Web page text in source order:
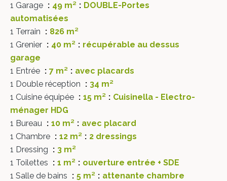
1 Garage
49 m²
DOUBLE-Portes
automatisées
1 Terrain
826 m²
1 Grenier
40 m²
récupérable au dessus
garage
1 Entrée
7 m²
avec placards
1 Double réception
34 m²
1 Cuisine équipée
15 m²
Cuisinella - Electro-
ménager HDG
1 Bureau
10 m²
avec placard
1 Chambre
12 m²
2 dressings
1 Dressing
3 m²
1 Toilettes
1 m²
ouverture entrée + SDE
1 Salle de bains
5 m²
attenante chambre